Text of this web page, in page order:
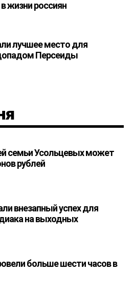
жизни россиян
лучшее место для
Персеиды
семьи Усольцевых может
рублей
внезапный успех для
на выходных
больше шести часов в